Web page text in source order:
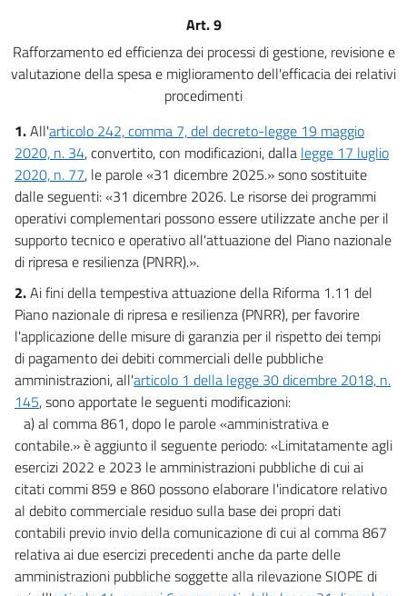
9 bis
Capo V
Zone economiche speciali
11
Capo VI
Università e ricerca
12
14
14 bis
15
Titolo II
Ulteriori misure urgenti finalizzate all'accelerazione delle iniziative PNRR
Capo I
Ambiente
16
16 bis
16 ter
17
17 bis
Art. 9
Rafforzamento ed efficienza dei processi di gestione, revisione e
valutazione della spesa e miglioramento dell'efficacia dei relativi
procedimenti
1.All'articolo 242, comma 7, del decreto-legge 19 maggio
2020, n. 34, convertito, con modificazioni, dalla legge 17 luglio
2020, n. 77, le parole «31 dicembre 2025.» sono sostituite
dalle seguenti: «31 dicembre 2026. Le risorse dei programmi
operativi complementari possono essere utilizzate anche per il
supporto tecnico e operativo all'attuazione del Piano nazionale
di ripresa e resilienza (PNRR).».
2.Ai fini della tempestiva attuazione della Riforma 1.11 del
Piano nazionale di ripresa e resilienza (PNRR), per favorire
l'applicazione delle misure di garanzia per il rispetto dei tempi
di pagamento dei debiti commerciali delle pubbliche
amministrazioni, all'articolo 1 della legge 30 dicembre 2018, n.
145, sono apportate le seguenti modificazioni:
a) al comma 861, dopo le parole «amministrativa e
contabile.» è aggiunto il seguente periodo: «Limitatamente agli
esercizi 2022 e 2023 le amministrazioni pubbliche di cui ai
citati commi 859 e 860 possono elaborare l'indicatore relativo
al debito commerciale residuo sulla base dei propri dati
contabili previo invio della comunicazione di cui al comma 867
relativa ai due esercizi precedenti anche da parte delle
amministrazioni pubbliche soggette alla rilevazione SIOPE di